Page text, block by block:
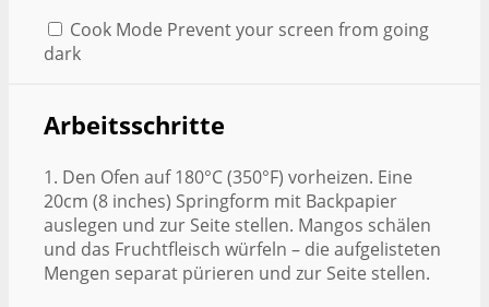
Cook Mode Prevent your screen from going
dark
Arbeitsschritte
1. Den Ofen auf 180°C (350°F) vorheizen. Eine
20cm (8 inches) Springform mit Backpapier
auslegen und zur Seite stellen. Mangos schälen
und das Fruchtfleisch würfeln – die aufgelisteten
Mengen separat pürieren und zur Seite stellen.